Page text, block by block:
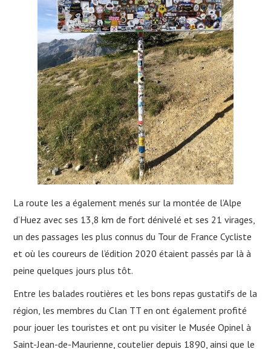
La route les a également menés sur la montée de l’Alpe
d’Huez avec ses 13,8 km de fort dénivelé et ses 21 virages,
un des passages les plus connus du Tour de France Cycliste
et où les coureurs de l’édition 2020 étaient passés par là à
peine quelques jours plus tôt.
Entre les balades routières et les bons repas gustatifs de la
région, les membres du Clan TT en ont également profité
pour jouer les touristes et ont pu visiter le Musée Opinel à
Saint-Jean-de-Maurienne, coutelier depuis 1890, ainsi que le